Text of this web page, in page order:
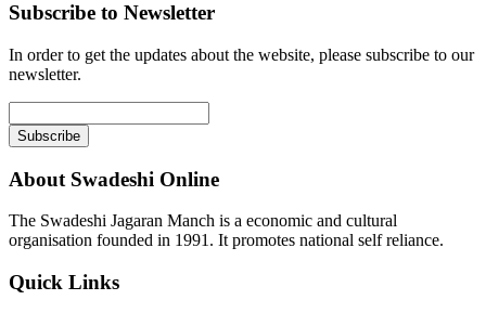
Subscribe to Newsletter
In order to get the updates about the website, please subscribe to our
newsletter.
About Swadeshi Online
The Swadeshi Jagaran Manch is a economic and cultural
organisation founded in 1991. It promotes national self reliance.
Quick Links